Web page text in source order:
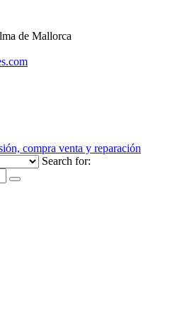
de Mallorca
de ocasión,
y reparación
tu portatil, Pantallas, Teclas,
Gráficas, Procesadores,
Search for: